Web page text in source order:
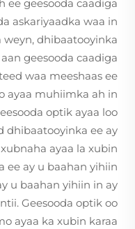
ee geesooda caadiga
askariyaadka waa in
weyn, dhibaatooyinka
geesooda caadiga
waa meeshaas ee
ayaa muhiimka ah in
optik ayaa loo
dhibaatooyinka ee ay
ayaa la xubin
ee ay u baahan yihiin
u baahan yihiin in ay
Geesooda optik oo
ayaa ka xubin karaa